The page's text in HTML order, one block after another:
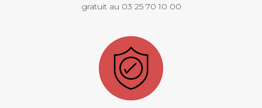
gratuit au 03 25 70 10 00